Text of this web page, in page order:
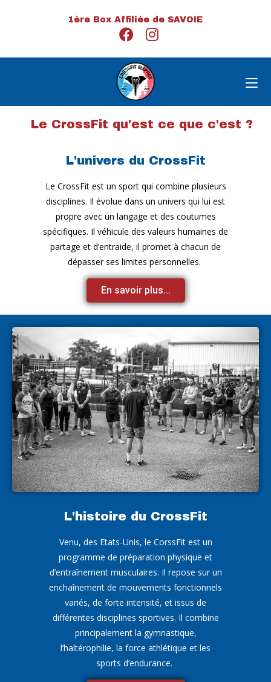
1ère Box Affiliée de SAVOIE
Le CrossFit qu'est ce que c'est ?
L'univers du CrossFit
Le CrossFit est un sport qui combine plusieurs
disciplines. Il évolue dans un univers qui lui est
propre avec un langage et des coutumes
spécifiques. Il véhicule des valeurs humaines de
partage et d’entraide, il promet à chacun de
dépasser ses limites personnelles.
En savoir plus...
L'histoire du CrossFit
Venu, des Etats-Unis, le CorssFit est un
programme de préparation physique et
d’entraînement musculaires. Il repose sur un
enchaînement de mouvements fonctionnels
variés, de forte intensité, et issus de
différentes disciplines sportives. Il combine
principalement la gymnastique,
l’haltérophilie, la force athlétique et les
sports d’endurance.